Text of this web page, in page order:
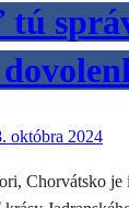
tú
októbra 2024
Chorvátsko je